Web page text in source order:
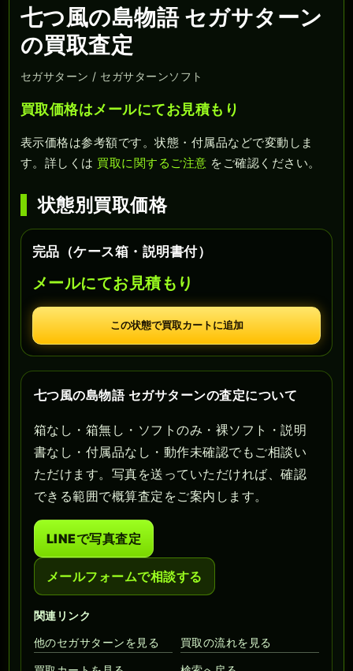
七つ風の島物語 セガサターン
の買取査定
セガサターン / セガサターンソフト
買取価格はメールにてお見積もり
表示価格は参考額です。状態・付属品などで変動しま
す。詳しくは 買取に関するご注意 をご確認ください。
状態別買取価格
完品（ケース箱・説明書付）
メールにてお見積もり
この状態で買取カートに追加
七つ風の島物語 セガサターンの査定について
箱なし・箱無し・ソフトのみ・裸ソフト・説明
書なし・付属品なし・動作未確認でもご相談い
ただけます。写真を送っていただければ、確認
できる範囲で概算査定をご案内します。
LINEで写真査定
メールフォームで相談する
関連リンク
他のセガサターンを見る
買取の流れを見る